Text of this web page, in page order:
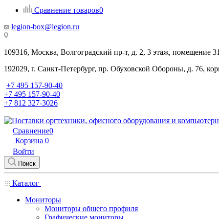
Сравнение товаров0
legion-box@legion.ru
109316, Москва, Волгоградский пр-т, д. 2, 3 этаж, помещение
192029, г. Санкт-Петербург, пр. Обуховской Обороны, д. 76,
+7 495 157-90-40
+7 495 157-90-40
+7 812 327-3026
Сравнение0
Корзина 0
Войти
Поиск
Каталог
Мониторы
Мониторы общего профиля
Графические мониторы